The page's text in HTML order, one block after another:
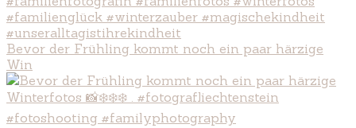
Bevor der Frühling kommt noch ein paar härzige
Win